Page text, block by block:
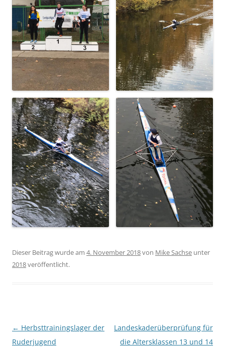
Dieser Beitrag wurde am 4. November 2018von Mike Sachse unter
2018veröffentlicht.
Beitragsnavigation
← Herbsttrainingslager der
Ruderjugend
Landeskaderüberprüfung für
die Altersklassen 13 und 14